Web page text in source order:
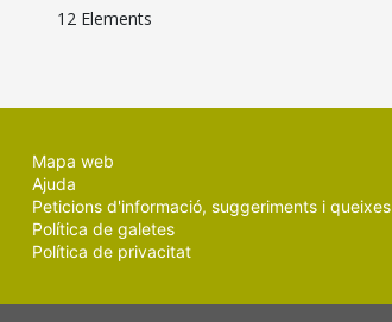
12 Elements
Mapa web
Ajuda
Peticions d'informació, suggeriments i queixes
Política de galetes
Política de privacitat